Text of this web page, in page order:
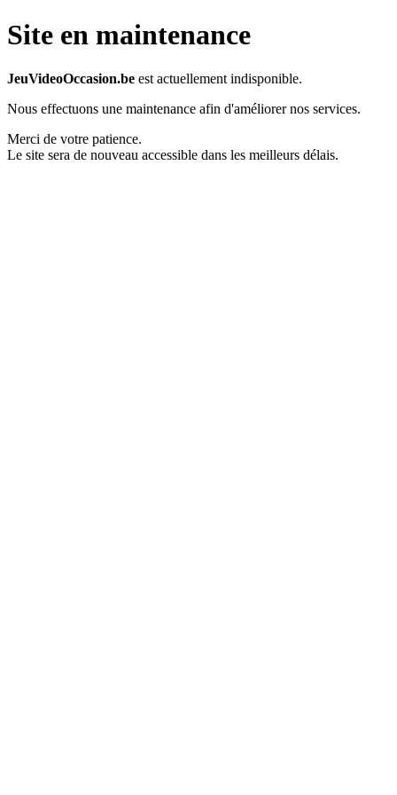
Site en maintenance
JeuVideoOccasion.be est actuellement indisponible.
Nous effectuons une maintenance afin d'améliorer nos services.
Merci de votre patience.
Le site sera de nouveau accessible dans les meilleurs délais.